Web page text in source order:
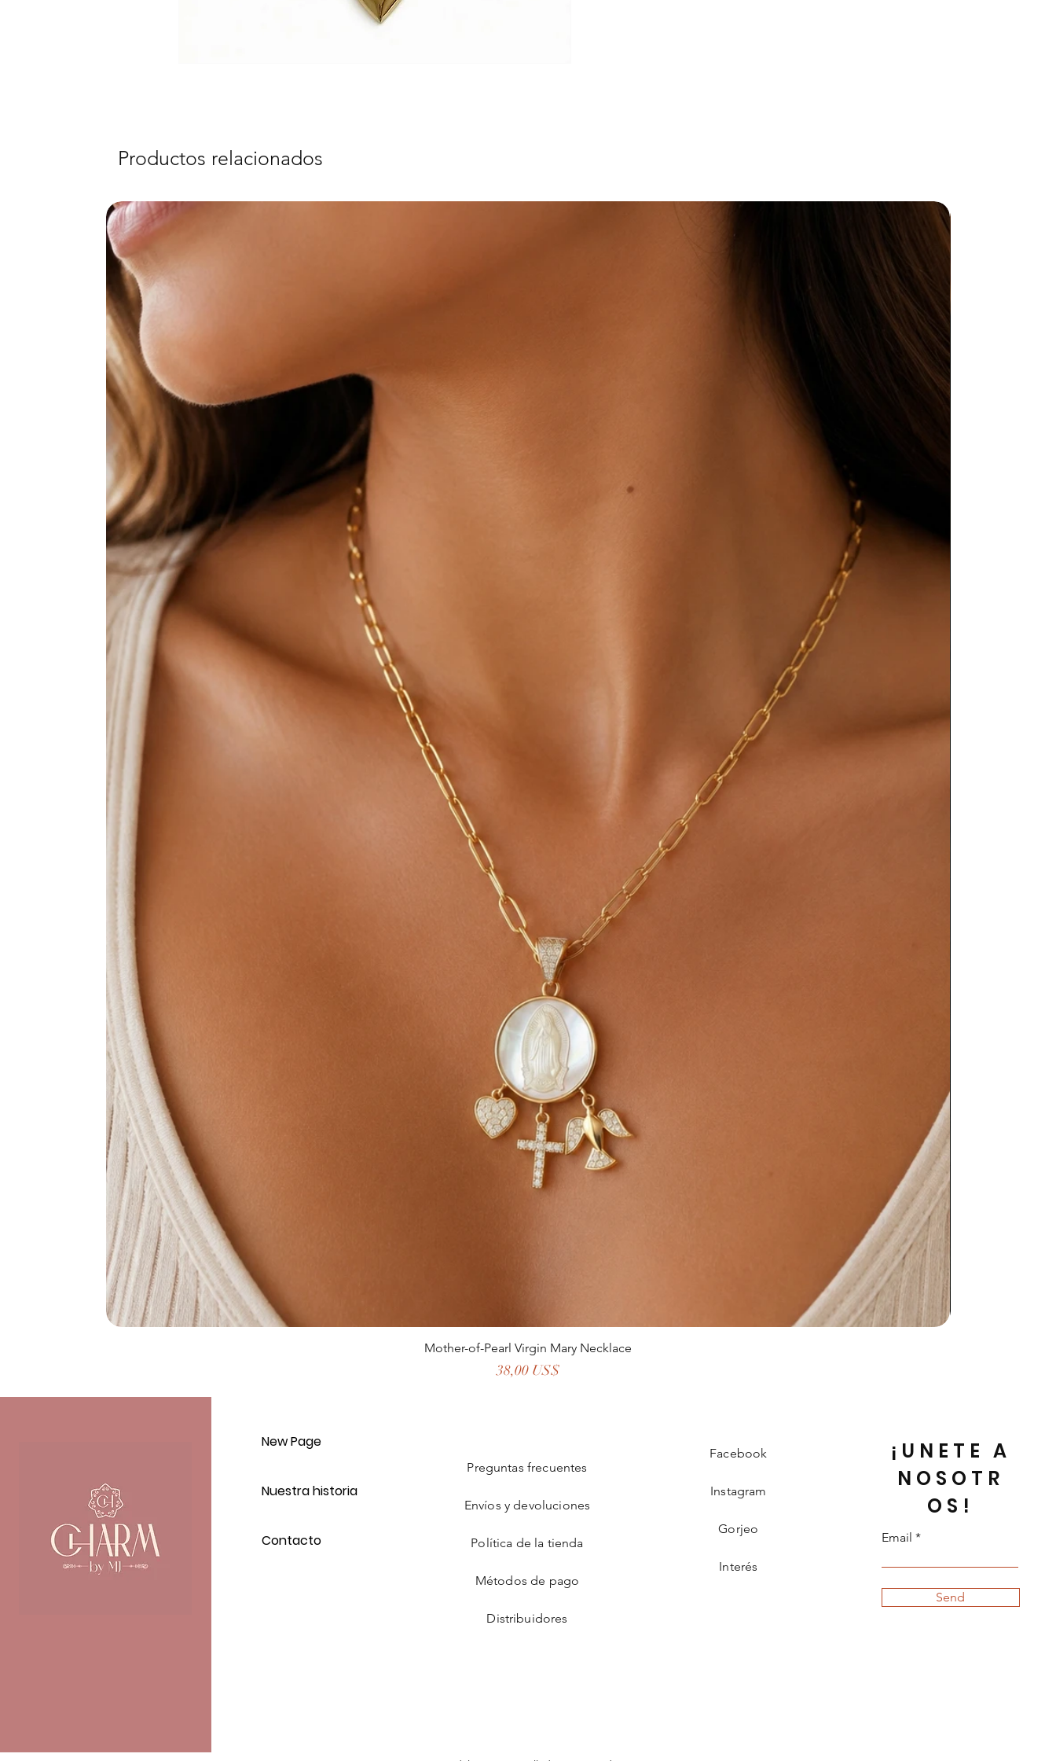
Productos relacionados
Mother-of-Pearl Virgin Mary Necklace
Precio
38,00 US$
New Page
Nuestra historia
Contacto
Preguntas frecuentes
Envíos y devoluciones
Política de la tienda
Métodos de pago
Distribuidores
Facebook
Instagram
Gorjeo
Interés
¡UNETE A
NOSOTR
OS!
Email
Send